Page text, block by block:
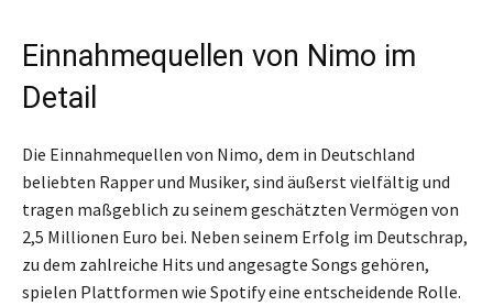
Einnahmequellen von Nimo im
Detail
Die Einnahmequellen von Nimo, dem in Deutschland
beliebten Rapper und Musiker, sind äußerst vielfältig und
tragen maßgeblich zu seinem geschätzten Vermögen von
2,5 Millionen Euro bei. Neben seinem Erfolg im Deutschrap,
zu dem zahlreiche Hits und angesagte Songs gehören,
spielen Plattformen wie Spotify eine entscheidende Rolle.